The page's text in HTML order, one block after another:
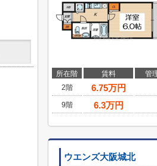
所在階 賃料
管
2階
6.75万円
9階 6.3万円
ウエンズ大阪城北